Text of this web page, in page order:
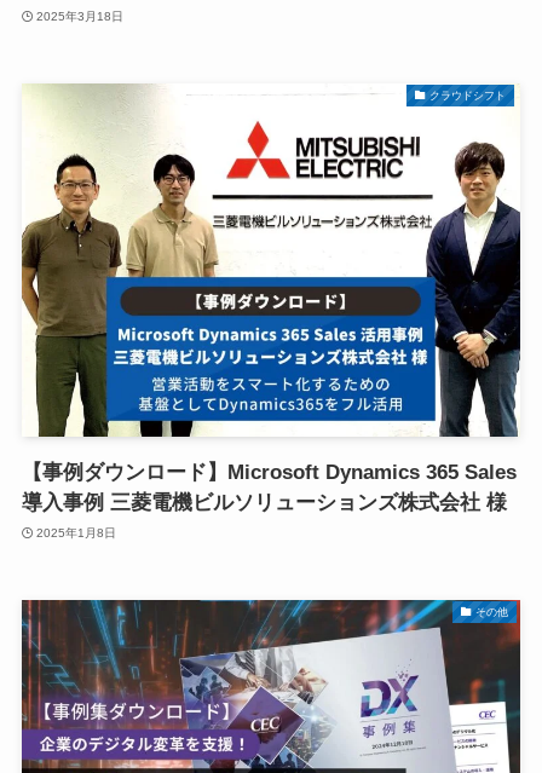
2025年3月18日
クラウドシフト
【事例ダウンロード】Microsoft Dynamics 365 Sales
導入事例 三菱電機ビルソリューションズ株式会社 様
2025年1月8日
その他